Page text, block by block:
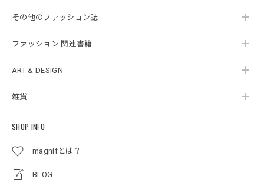
その他のファッション誌
ファッション 関連書籍
ART & DESIGN
雑貨
SHOP INFO
magnifとは？
BLOG